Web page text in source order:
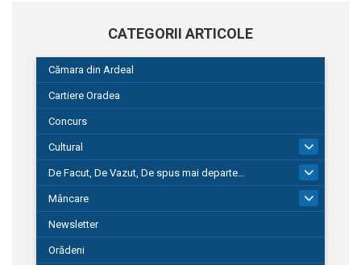
CATEGORII ARTICOLE
Cămara din Ardeal
Cartiere Oradea
Concurs
Cultural
De Facut, De Vazut, De spus mai departe…
580
Mâncare
Newsletter
Orădeni